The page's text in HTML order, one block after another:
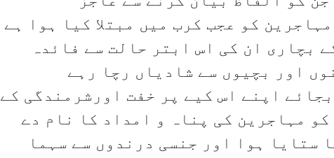
کو عجب کرب میں مبتلا کیا ہوا ہے
بچاری ان کی اس ابتر حالت سے فائدہ
اور بچیوں سے شادیاں رچا رہے
اپنے اس کیے پر خفت اورشرمندگی کے
مہاجرین کی پناہ و امداد کا نام دے
ستایا ہوا اور جنسی درندوں سے سہما